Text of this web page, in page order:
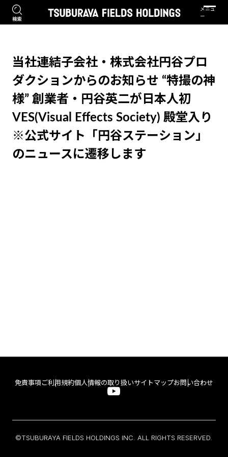
当社連結子会社・株式会社円谷プロ
ダクションからのお知らせ “特撮の神
様” 創業者・円谷英二が日本人初
VES(Visual Effects Society) 殿堂入り
※公式サイト「円谷ステーション」
のニュースに遷移します
免責事項 ご利用規約個人情報の取り扱いサイトマップお問い合わせ
©TSUBURAYA FIELDS HOLDINGS INC. ALL RIGHTS RESERVED.